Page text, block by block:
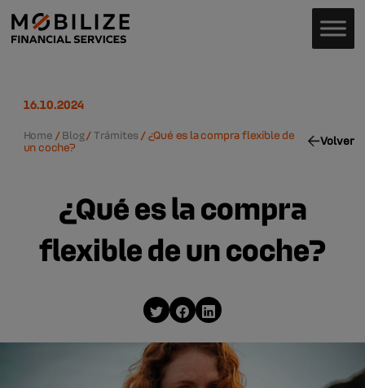
16.10.2024
Home /Blog/Trámites /¿Qué es la compra flexible de
un coche?
Volver
¿Qué es la compra
flexible de un coche?